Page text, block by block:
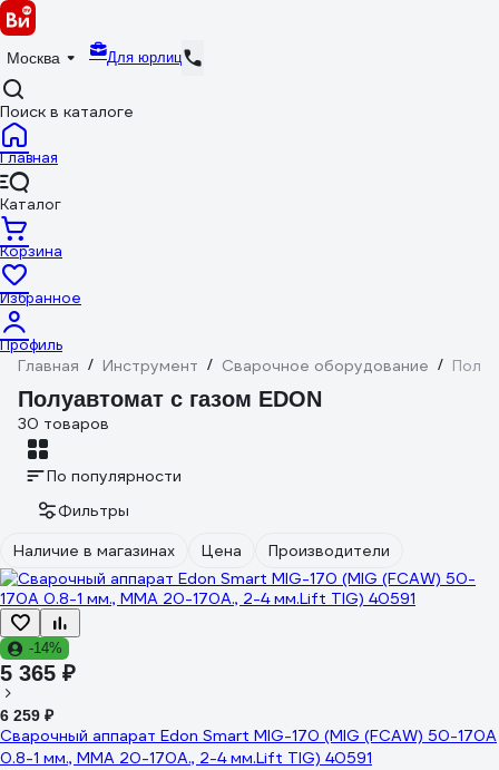
Москва Для юрлиц
Поиск в каталоге
Главная
Каталог
Корзина
Избранное
Профиль
Главная / Инструмент / Сварочное оборудование /
Полуавтомат с газом EDON
30 товаров
По популярности
Фильтры
Наличие в магазинах
Цена Производители
-14%
5 365 ₽
6 259 ₽
Сварочный аппарат Edon Smart MIG-170 (MIG (FCAW) 50-170A
0.8-1 мм., MMA 20-170A., 2-4 мм.Lift TIG) 40591